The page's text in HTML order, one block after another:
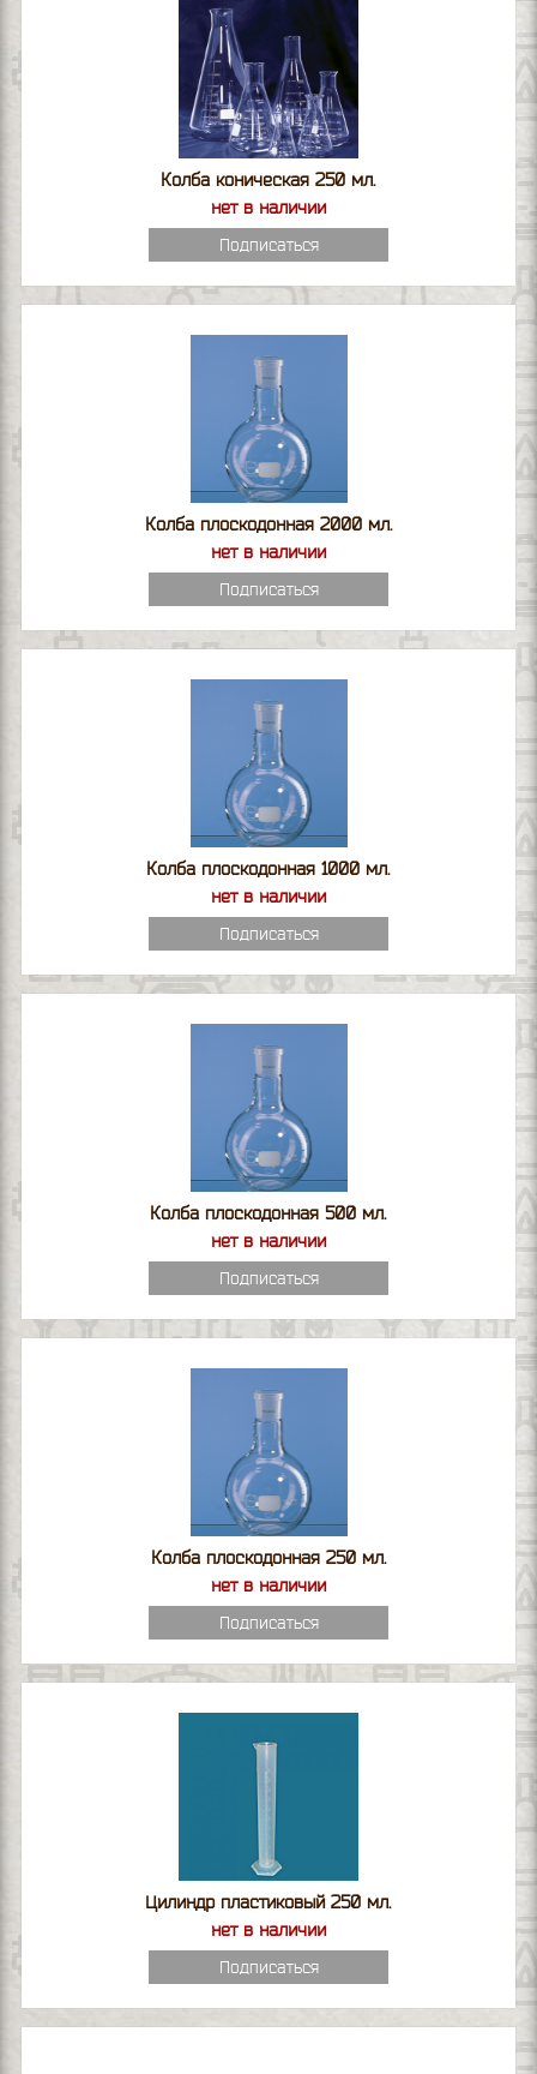
Колба коническая 250 мл.
нет в наличии
Подписаться
Колба плоскодонная 2000 мл.
нет в наличии
Подписаться
Колба плоскодонная 1000 мл.
нет в наличии
Подписаться
Колба плоскодонная 500 мл.
нет в наличии
Подписаться
Колба плоскодонная 250 мл.
нет в наличии
Подписаться
Цилиндр пластиковый 250 мл.
нет в наличии
Подписаться